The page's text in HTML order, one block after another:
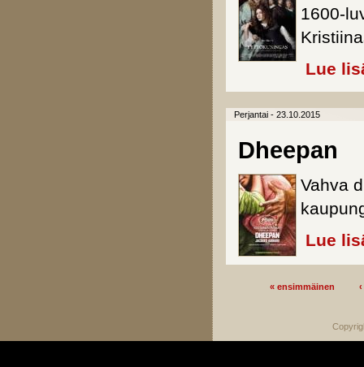
1600-
Lue
Perjantai - 23.10.2015
Dheepan
Vahva
Lue
« ensimmäinen